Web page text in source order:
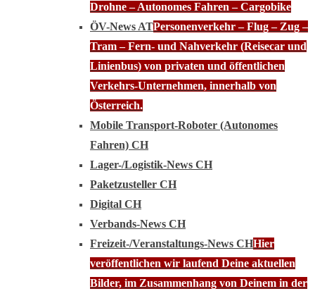
Drohne – Autonomes Fahren – Cargobike
ÖV-News ATPersonenverkehr – Flug – Zug –
Tram – Fern- und Nahverkehr (Reisecar und
Linienbus) von privaten und öffentlichen
Verkehrs-Unternehmen, innerhalb von
Österreich.
Mobile Transport-Roboter (Autonomes
Fahren) CH
Lager-/Logistik-News CH
Paketzusteller CH
Digital CH
Verbands-News CH
Freizeit-/Veranstaltungs-News CHHier
veröffentlichen wir laufend Deine aktuellen
Bilder, im Zusammenhang von Deinem in der